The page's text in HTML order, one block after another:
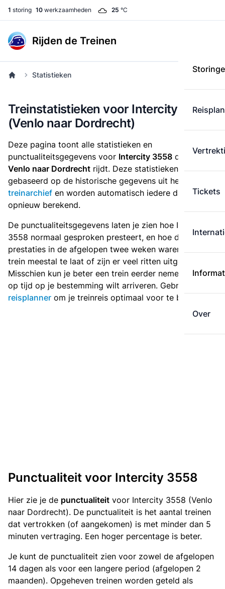
1 storing 10 werkzaamheden 25 °C
Rijden de Treinen
Tickets
Over
Statistieken
Treinstatistieken voor Intercity 3558
(Venlo naar Dordrecht)
Deze pagina toont alle statistieken en
punctualiteitsgegevens voor Intercity 3558 die
van
Venlo naar Dordrecht rijdt. Deze statistieken zijn
gebaseerd op de historische gegevens uit het
treinarchief en worden automatisch iedere dag
opnieuw berekend.
De punctualiteitsgegevens laten je zien hoe Intercity
3558 normaal gesproken presteert, en hoe de
prestaties in de afgelopen twee weken waren. Is deze
trein meestal te laat of zijn er veel ritten uitgevallen?
Misschien kun je beter een trein eerder nemen als je
op tijd op je bestemming wilt arriveren. Gebruik de
reisplanner om je treinreis optimaal voor te bereiden.
Punctualiteit voor Intercity 3558
Hier zie je de punctualiteit voor Intercity 3558 (Venlo
naar Dordrecht). De punctualiteit is het aantal treinen
dat vertrokken (of aangekomen) is met minder dan 5
minuten vertraging. Een hoger percentage is beter.
Je kunt de punctualiteit zien voor zowel de afgelopen
14 dagen als voor een langere period (afgelopen 2
maanden). Opgeheven treinen worden geteld als